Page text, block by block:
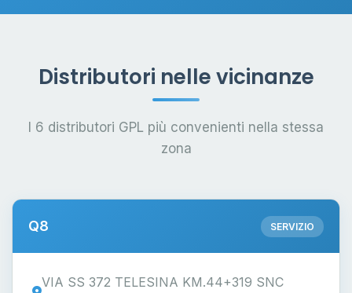
Distributori nelle vicinanze
I 6 distributori GPL più convenienti nella stessa
zona
Q8 SERVIZIO
VIA SS 372 TELESINA KM.44+319 SNC